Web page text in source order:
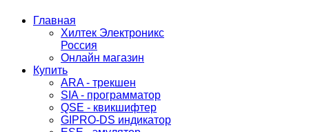
Главная
Хилтек Электроникс
Россия
Онлайн магазин
Купить
ARA - трекшен
SIA - программатор
QSE - квикшифтер
GIPRO-DS индикатор